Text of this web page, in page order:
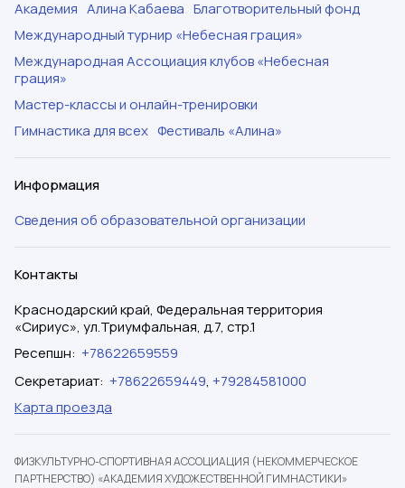
Академия Алина Кабаева Благотворительный фонд
Международный турнир «Небесная грация»
Международная Ассоциация клубов «Небесная
грация»
Мастер-классы и онлайн-тренировки
Гимнастика для всех Фестиваль «Алина»
Информация
Сведения об образовательной организации
Контакты
Краснодарский край, Федеральная территория
«Сириус», ул.Триумфальная, д.7, стр.1
Ресепшн: +78622659559
Секретариат: +78622659449, +79284581000
Карта проезда
ФИЗКУЛЬТУРНО-СПОРТИВНАЯ АССОЦИАЦИЯ (НЕКОММЕРЧЕСКОЕ
ПАРТНЕРСТВО) «АКАДЕМИЯ ХУДОЖЕСТВЕННОЙ ГИМНАСТИКИ»